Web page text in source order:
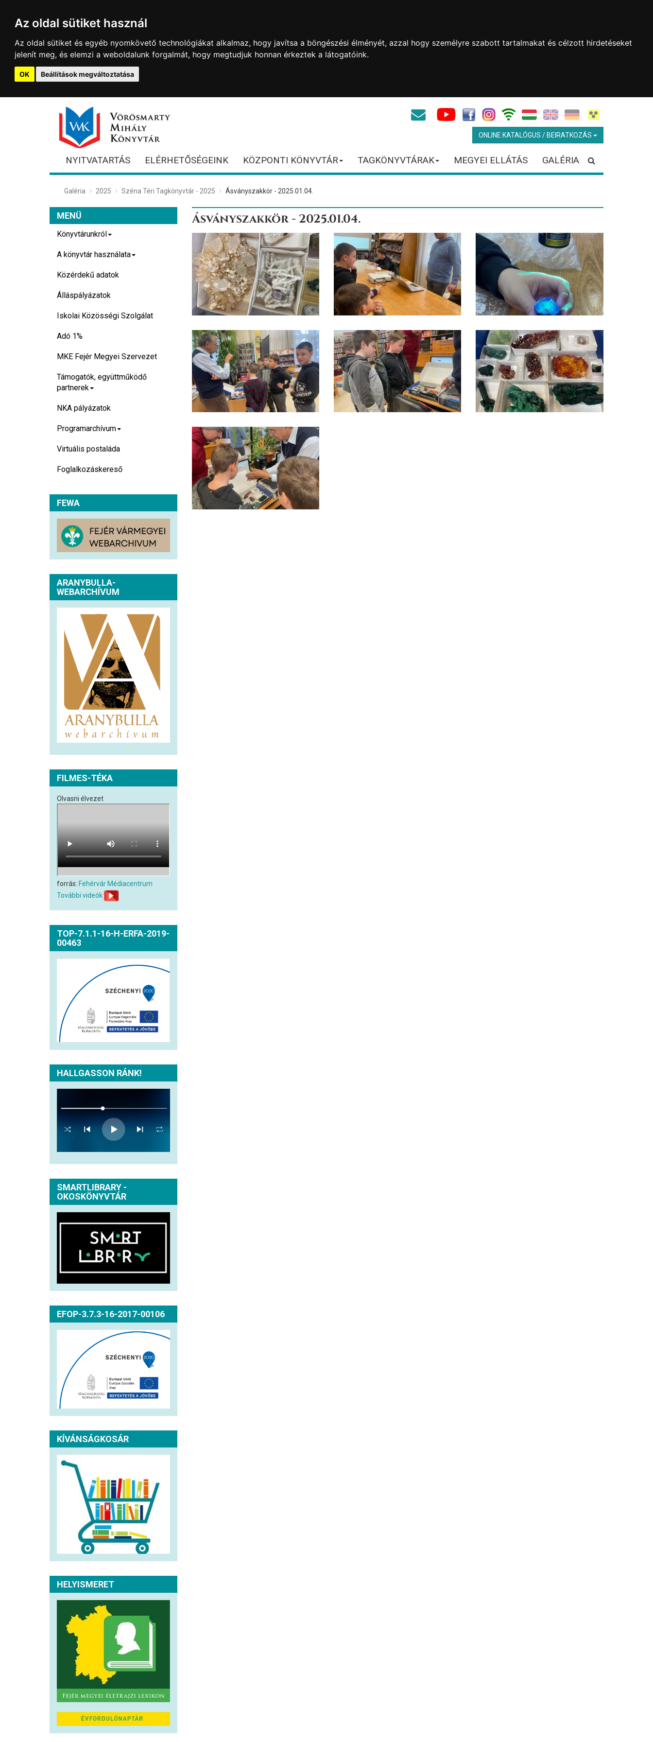
Az oldal sütiket használ
Az oldal sütiket és egyéb nyomkövető technológiákat alkalmaz, hogy javítsa a böngészési élményét, azzal hogy személyre szabott tartalmakat és célzott hirdetéseket
jelenít meg, és elemzi a weboldalunk forgalmát, hogy megtudjuk honnan érkeztek a látogatóink.
OK Beállítások megváltoztatása
ONLINE KATALÓGUS / BEIRATKOZÁS
NYITVATARTÁS ELÉRHETŐSÉGEINK KÖZPONTI KÖNYVTÁR TAGKÖNYVTÁRAK MEGYEI ELLÁTÁS GALÉRIA
Galéria 2025 Széna Téri Tagkönyvtár - 2025 Ásványszakkör - 2025.01.04.
Ásványszakkör - 2025.01.04.
MENÜ
Könyvtárunkról
A könyvtár használata
Közérdekű adatok
Álláspályázatok
Iskolai Közösségi Szolgálat
Adó 1%
MKE Fejér Megyei Szervezet
Támogatók, együttműködő
partnerek
NKA pályázatok
Programarchívum
Virtuális postaláda
Foglalkozáskereső
FEWA
ARANYBULLA-
WEBARCHÍVUM
FILMES-TÉKA
Olvasni élvezet
forrás: Fehérvár Médiacentrum
További videók
TOP-7.1.1-16-H-ERFA-2019-
00463
HALLGASSON RÁNK!
SMARTLIBRARY -
OKOSKÖNYVTÁR
EFOP-3.7.3-16-2017-00106
KÍVÁNSÁGKOSÁR
HELYISMERET